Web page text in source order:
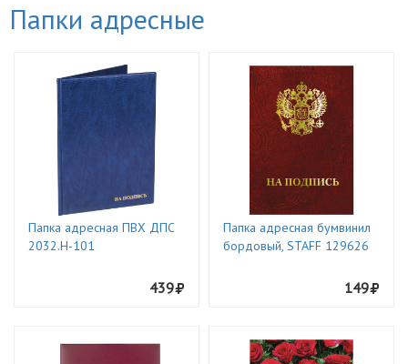
Папки адресные
Папка адресная ПВХ ДПС
2032.Н-101
439
Папка адресная бумвинил
бордовый, STAFF 129626
149